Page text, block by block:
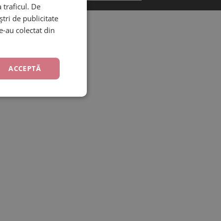
traficul. De
de publicitate
au colectat din
ACCEPTĂ